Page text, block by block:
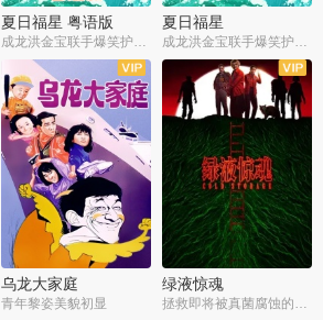
夏日福星 粤语版
成龙洪金宝联手爆笑护美女
夏日福星
成龙洪金宝联手爆笑护美女
乌龙大家庭
青年黎姿美貌初显
绿液惊魂
拯救即将被真菌腐蚀的世界